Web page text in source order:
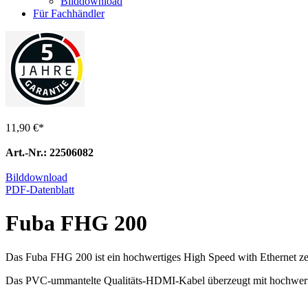
Für Fachhändler
11,90 €*
Art.-Nr.: 22506082
Bilddownload
PDF-Datenblatt
Fuba FHG 200
Das Fuba FHG 200 ist ein hochwertiges High Speed with
Das PVC-ummantelte Qualitäts-HDMI-Kabel überzeugt mit